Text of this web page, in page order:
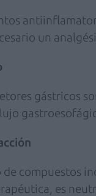
un
gástricos
compuestos
es